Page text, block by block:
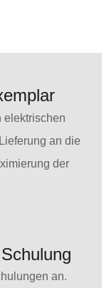
elektrischen
an die
der
an.